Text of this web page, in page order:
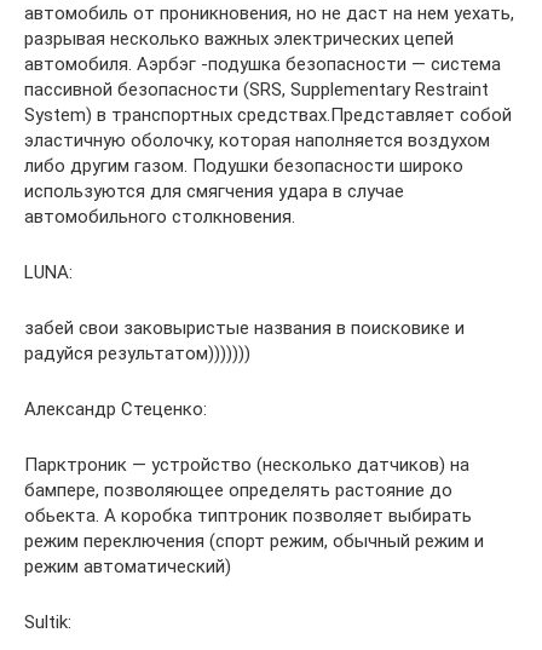
автомобиль от проникновения, но не даст на нем уехать,
разрывая несколько важных электрических цепей
автомобиля. Аэрбэг -подушка безопасности — системa
пассивной безопасности (SRS, Supplementary Restraint
System) в транспортных средствах.Представляет собой
эластичную оболочку, которая наполняется воздухом
либо другим газом. Подушки безопасности широко
используются для смягчения удара в случае
автомобильного столкновения.
LUNA:
забей свои заковыристые названия в поисковике и
радуйся результатом)))))))
Александр Стеценко:
Парктроник — устройство (несколько датчиков) на
бампере, позволяющее определять растояние до
обьекта. А коробка типтроник позволяет выбирать
режим переключения (спорт режим, обычный режим и
режим автоматический)
Sultik: